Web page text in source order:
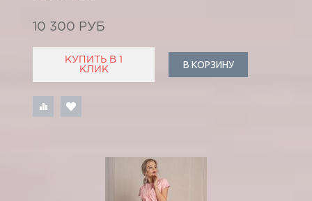
10 300 РУБ
КУПИТЬ В 1
КЛИК
В КОРЗИНУ